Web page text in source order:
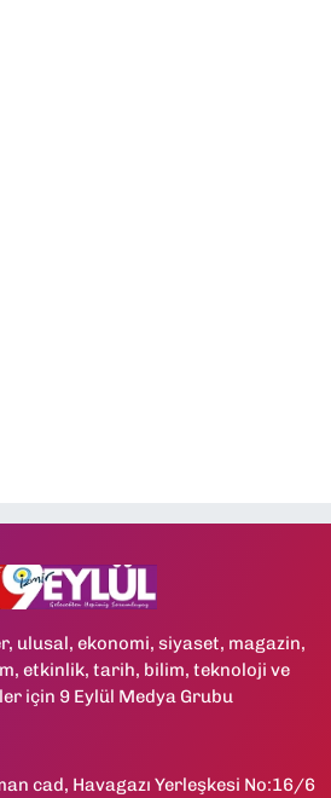
ulusal, ekonomi, siyaset, magazin,
etkinlik, tarih, bilim, teknoloji ve
için 9 Eylül Medya Grubu
cad, Havagazı Yerleşkesi No:16/6